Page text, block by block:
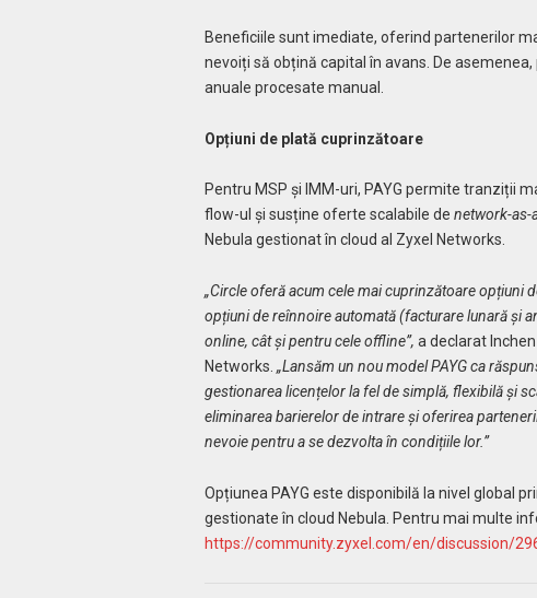
Beneficiile sunt imediate, oferind partenerilor
nevoiți să obțină capital în avans. De
anuale procesate manual.
Opțiuni de plată cuprinzătoare
Pentru MSP și IMM-uri, PAYG permite tranziții
flow-ul și susține oferte scalabile de network-as-
Nebula gestionat în cloud al Zyxel Networks.
„Circle oferă acum cele mai cuprinzătoare opțiuni
opțiuni de reînnoire automată (facturare lunară și
online, cât și pentru cele offline”, a declarat
Networks. „Lansăm un nou model PAYG ca
gestionarea licențelor la fel de simplă, flexibilă și
eliminarea barierelor de intrare și oferirea
nevoie pentru a se dezvolta în condițiile lor.”
Opțiunea PAYG este disponibilă la nivel global
gestionate în cloud Nebula. Pentru mai multe
https://community.zyxel.com/en/discussion/